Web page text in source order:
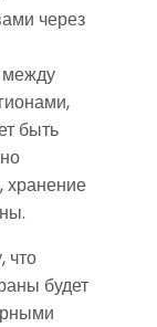
через
между
быть
хранение
что
будет